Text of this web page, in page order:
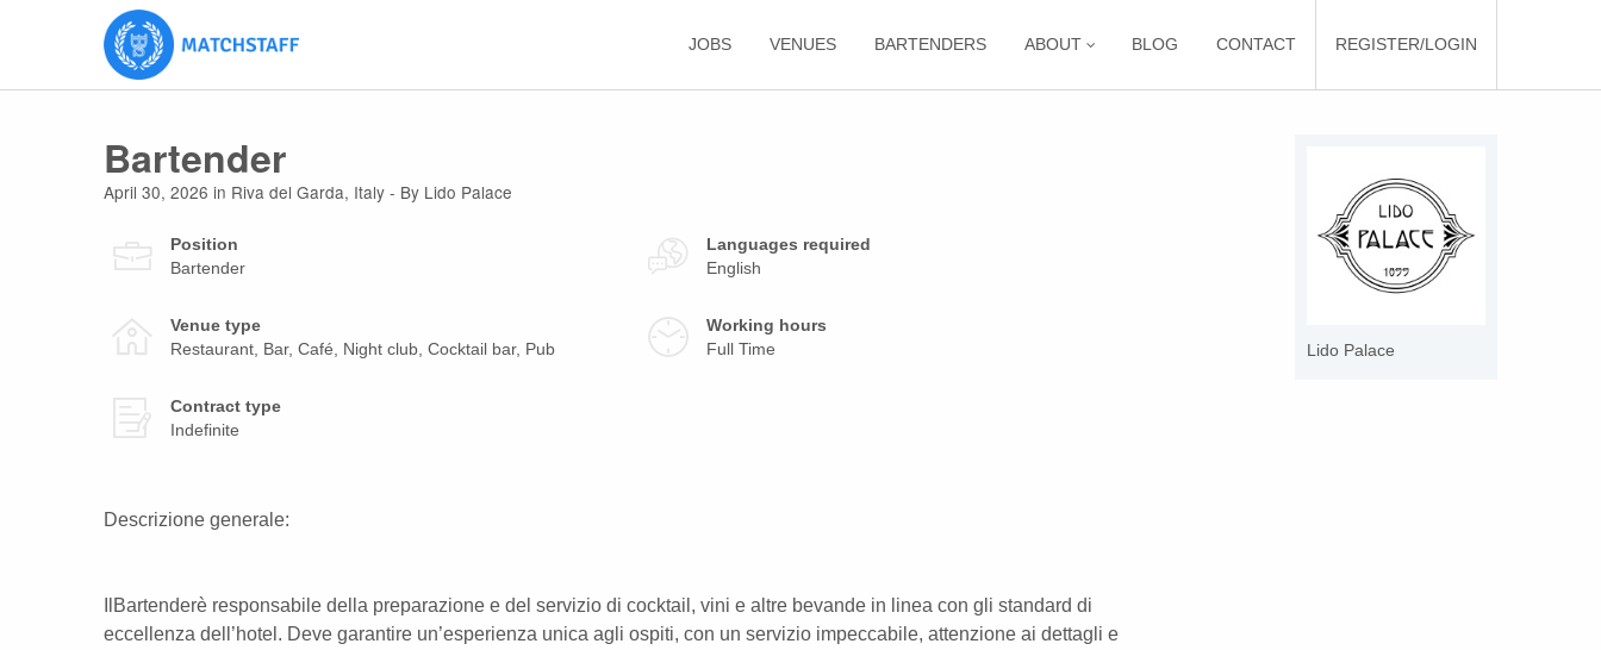
JOBS VENUES BARTENDERS ABOUT BLOG CONTACT REGISTER/LOGIN
Bartender
April 30, 2026 in Riva del Garda, Italy - By Lido Palace
Position
Bartender
Languages required
English
Venue type
Restaurant, Bar, Café, Night club, Cocktail bar, Pub
Working hours
Full Time
Contract type
Indefinite
Descrizione generale:
IlBartenderè responsabile della preparazione e del servizio di cocktail, vini e altre bevande in linea con gli standard di
eccellenza dell’hotel. Deve garantire un’esperienza unica agli ospiti, con un servizio impeccabile, attenzione ai dettagli e
Lido Palace